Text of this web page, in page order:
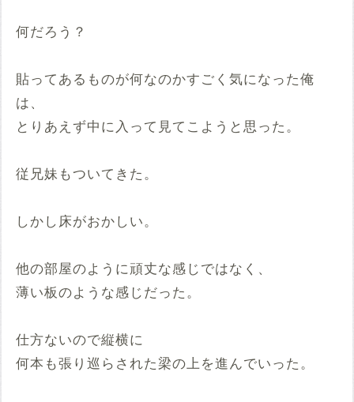
何だろう？
貼ってあるものが何なのかすごく気になった俺
は、
とりあえず中に入って見てこようと思った。
従兄妹もついてきた。
しかし床がおかしい。
他の部屋のように頑丈な感じではなく、
薄い板のような感じだった。
仕方ないので縦横に
何本も張り巡らされた梁の上を進んでいった。